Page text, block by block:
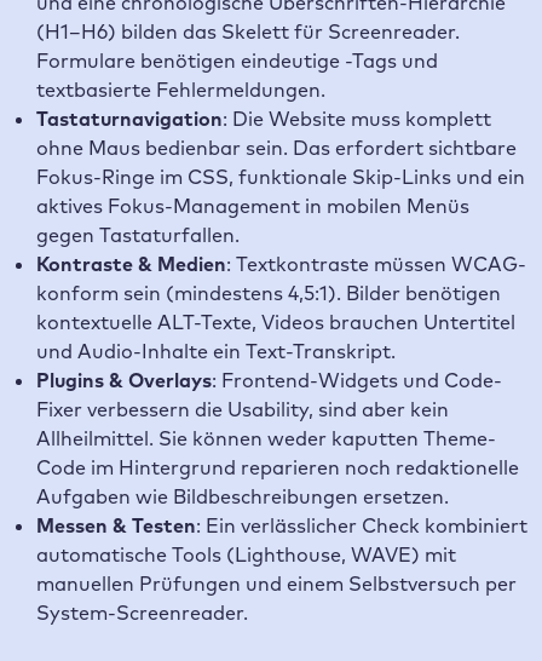
(H1–H6) bilden das Skelett für Screenreader.
Formulare benötigen eindeutige -Tags und
textbasierte Fehlermeldungen.
Tastaturnavigation: Die Website muss komplett
ohne Maus bedienbar sein. Das erfordert sichtbare
Fokus-Ringe im CSS, funktionale Skip-Links und ein
aktives Fokus-Management in mobilen Menüs
gegen Tastaturfallen.
Kontraste & Medien: Textkontraste müssen WCAG-
konform sein (mindestens 4,5:1). Bilder benötigen
kontextuelle ALT-Texte, Videos brauchen Untertitel
und Audio-Inhalte ein Text-Transkript.
Plugins & Overlays: Frontend-Widgets und Code-
Fixer verbessern die Usability, sind aber kein
Allheilmittel. Sie können weder kaputten Theme-
Code im Hintergrund reparieren noch redaktionelle
Aufgaben wie Bildbeschreibungen ersetzen.
Messen & Testen: Ein verlässlicher Check kombiniert
automatische Tools (Lighthouse, WAVE) mit
manuellen Prüfungen und einem Selbstversuch per
System-Screenreader.